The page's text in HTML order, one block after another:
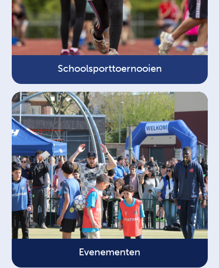
Schoolsporttoernooien
Evenementen